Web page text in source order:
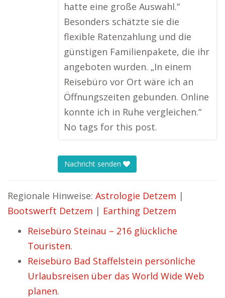
hatte eine große Auswahl.“
Besonders schätzte sie die
flexible Ratenzahlung und die
günstigen Familienpakete, die ihr
angeboten wurden. „In einem
Reisebüro vor Ort wäre ich an
Öffnungszeiten gebunden. Online
konnte ich in Ruhe vergleichen.“
No tags for this post.
Nachricht senden
Regionale Hinweise: Astrologie Detzem |
Bootswerft Detzem | Earthing Detzem
Reisebüro Steinau – 216 glückliche
Touristen.
Reisebüro Bad Staffelstein persönliche
Urlaubsreisen über das World Wide Web
planen.